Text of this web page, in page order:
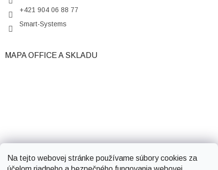
Na tejto webovej stránke používame súbory cookies za
+421 904 06 88 77
Smart-Systems
MAPA OFFICE A SKLADU